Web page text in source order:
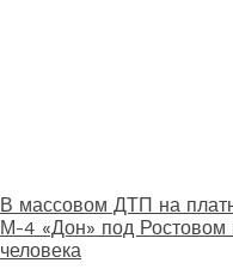
В массовом ДТП на
М-4 «Дон» под Ростовом
человека